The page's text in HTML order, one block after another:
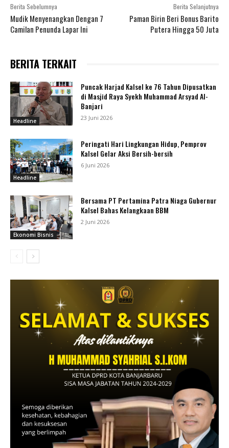
Berita Sebelumnya
Mudik Menyenangkan Dengan 7
Camilan Penunda Lapar Ini
Berita Selanjutnya
Paman Birin Beri Bonus Barito
Putera Hingga 50 Juta
BERITA TERKAIT
Headline
Puncak Harjad Kalsel ke 76 Tahun Dipusatkan
di Masjid Raya Syekh Muhammad Arsyad Al-
Banjari
23 Juni 2026
Headline
Peringati Hari Lingkungan Hidup, Pemprov
Kalsel Gelar Aksi Bersih-bersih
6 Juni 2026
Ekonomi Bisnis
Bersama PT Pertamina Patra Niaga Gubernur
Kalsel Bahas Kelangkaan BBM
2 Juni 2026